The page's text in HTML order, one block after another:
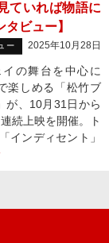
ていれば物語に
ビュー】
ー 2025年10月28日
の舞台を中心に
楽しめる「松竹ブ
が、10月31日から
続上映を開催。ト
インディセント」